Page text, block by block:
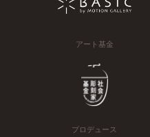
アート基金
プロデュース